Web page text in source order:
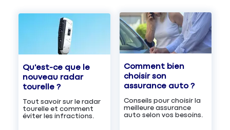
Qu'est-ce que le
nouveau radar
tourelle ?
Tout savoir sur le radar
tourelle et comment
éviter les infractions.
Comment bien
choisir son
assurance auto ?
Conseils pour choisir la
meilleure assurance
auto selon vos besoins.